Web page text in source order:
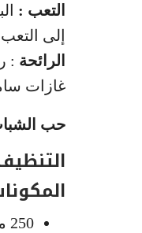
التعب :
إلى
الرائحة :
غازات
حب
250 ملل من الماء الفاتر